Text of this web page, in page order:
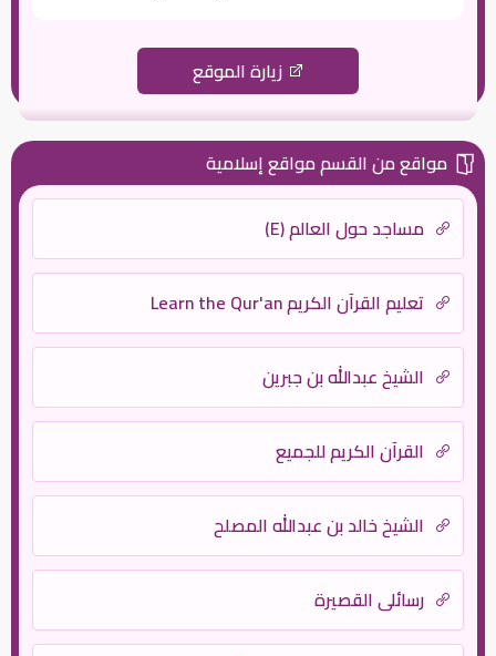
زيارة الموقع
مواقع من القسم مواقع إسلامية
مساجد حول العالم (E)
تعليم القرآن الكريم Learn the Qur'an
الشيخ عبدالله بن جبرين
القرآن الكريم للجميع
الشيخ خالد بن عبدالله المصلح
رسائلي القصيرة